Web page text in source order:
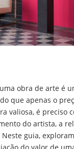
obra de arte é
que apenas o
valiosa, é preciso
do artista, a
guia,
do valor de